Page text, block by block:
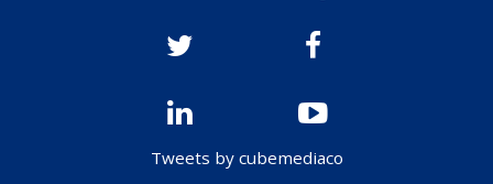
Tweets by cubemediaco